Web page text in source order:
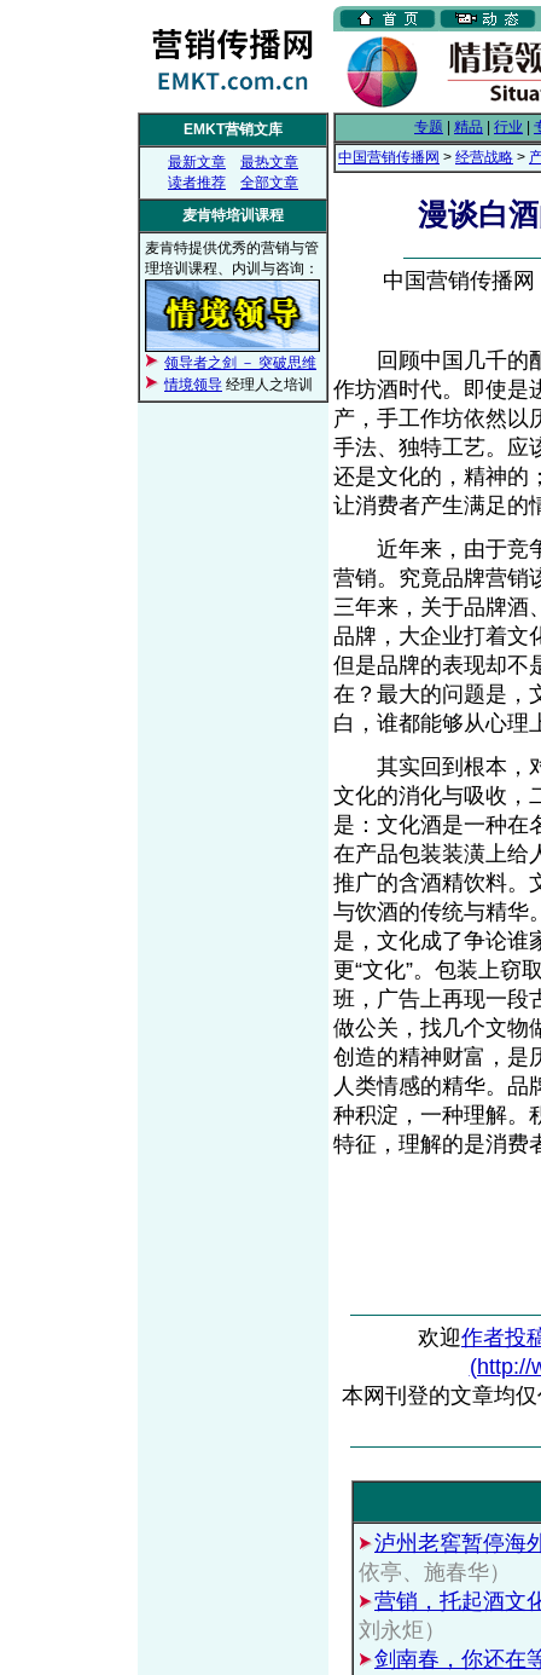
EMKT营销文库
最新文章
最热文章
读者推荐
全部文章
麦肯特培训课程
麦肯特提供优秀的营销与管
理培训课程、内训与咨询：
领导者之剑 － 突破思维
情境领导 经理人之培训
专题 精品 行业
中国营销传播网 > 经营战略 >
漫谈白
中国营销传播
回顾中国几千的酿
作坊酒时代。即使是
产，手工作坊依然以
手法、独特工艺。应
还是文化的，精神的
让消费者产生满足的
近年来，由于竞争
营销。究竟品牌营销
三年来，关于品牌酒
品牌，大企业打着文
但是品牌的表现却不
在？最大的问题是，
白，谁都能够从心理
其实回到根本，对
文化的消化与吸收，
是：文化酒是一种在
在产品包装装潢上给
推广的含酒精饮料。
与饮酒的传统与精华
是，文化成了争论谁
更“文化”。包装上窃
班，广告上再现一段
做公关，找几个文物
创造的精神财富，是
人类情感的精华。品
种积淀，一种理解。
特征，理解的是消费
欢迎作者投
(http://
本网刊登的文章均
泸州老窖暂停海
依亭、施春华）
营销，托起酒文
刘永炬）
剑南春，你还在